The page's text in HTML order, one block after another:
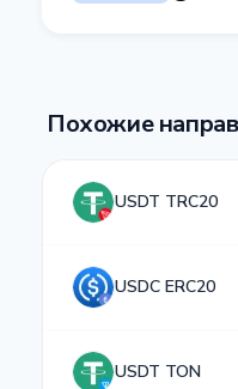
Похожие
USDT TRC20
USDC ERC20
USDT TON